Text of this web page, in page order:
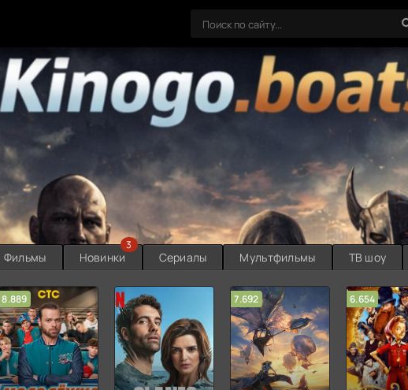
Фильмы Новинки
3
Сериалы Мультфильмы ТВ шоу
8.889 7.692 6.654